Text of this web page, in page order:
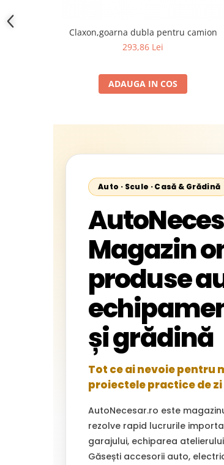
Claxon,goarna dubla pentru camion
293,86 Lei
ADAUGA IN COS
Auto · Scule · Casă & Grădină
Magazin
produse
și grădină
Tot ce ai nevoie pentru
proiectele practice de
AutoNecesar.ro este
rezolve rapid lucrurile
garajului, echiparea
Găsești accesorii auto,